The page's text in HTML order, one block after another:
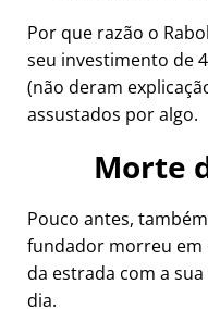
Por que razão o
seu investimento de
(não deram
assustados por algo.
Morte
Pouco antes,
fundador morreu em
da estrada com a
dia.